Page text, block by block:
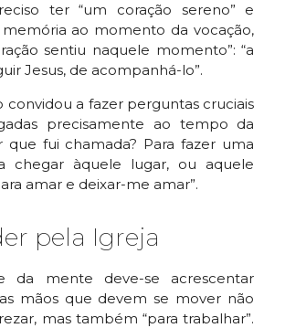
ter “um coração sereno” e
ao momento da vocação,
sentiu naquele momento”: “a
Jesus, de acompanhá-lo”.
convidou a fazer perguntas cruciais
precisamente ao tempo da
que fui chamada? Para fazer uma
chegar àquele lugar, ou aquele
amar e deixar-me amar”.
pela Igreja
da mente deve-se acrescentar
mãos que devem se mover não
mas também “para trabalhar”.